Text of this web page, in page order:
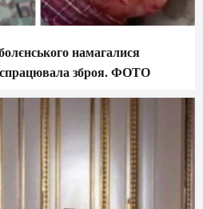
намагалися
зброя. ФОТО